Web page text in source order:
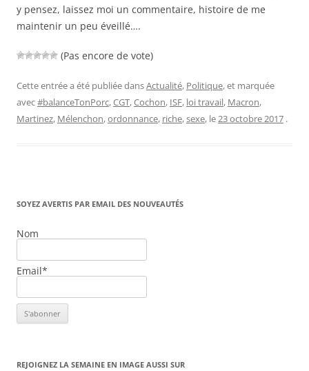
y pensez, laissez moi un commentaire, histoire de me
maintenir un peu éveillé….
(Pas encore de vote)
Cette entrée a été publiée dansActualité, Politique, et marquée
avec#balanceTonPorc,CGT,Cochon, ISF, loi travail, Macron,
Martinez, Mélenchon,ordonnance, riche,sexe, le 23 octobre 2017 .
SOYEZ AVERTIS PAR EMAIL DES NOUVEAUTÉS
Nom
Email*
REJOIGNEZ LA SEMAINE EN IMAGE AUSSI SUR